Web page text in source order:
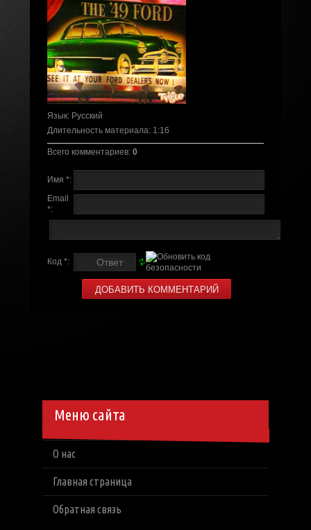
Язык: Русский
Длительность материала: 1:16
Всего комментариев: 0
Имя *:
Email
*:
Код *:
Меню сайта
О нас
Главная страница
Обратная связь